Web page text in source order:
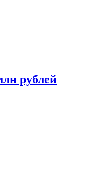
рублей